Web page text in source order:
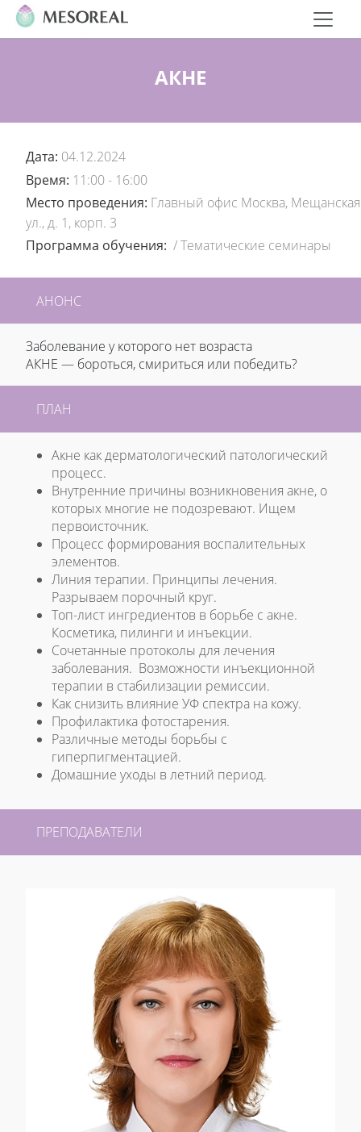
АКНЕ
Дата: 04.12.2024
Время: 11:00 - 16:00
Место проведения: Главный офис Москва, Мещанская
ул., д. 1, корп. 3
Программа обучения: /Тематические семинары
АНОНС
Заболевание у которого нет возраста
АКНЕ — бороться, смириться или победить?
ПЛАН
Акне как дерматологический патологический
процесс.
Внутренние причины возникновения акне, о
которых многие не подозревают. Ищем
первоисточник.
Процесс формирования воспалительных
элементов.
Линия терапии. Принципы лечения.
Разрываем порочный круг.
Топ-лист ингредиентов в борьбе с акне.
Косметика, пилинги и инъекции.
Сочетанные протоколы для лечения
заболевания. Возможности инъекционной
терапии в стабилизации ремиссии.
Как снизить влияние УФ спектра на кожу.
Профилактика фотостарения.
Различные методы борьбы с
гиперпигментацией.
Домашние уходы в летний период.
ПРЕПОДАВАТЕЛИ